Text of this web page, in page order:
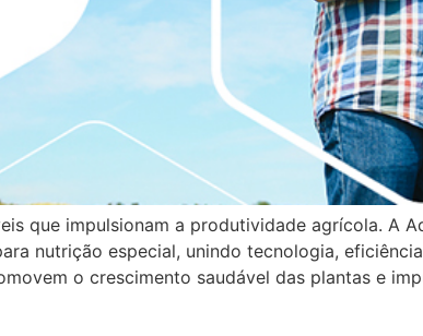
que impulsionam a produtividade agrícola. A
nutrição especial, unindo tecnologia,
o crescimento saudável das plantas e